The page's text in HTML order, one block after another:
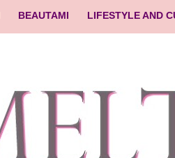
BEAUTAMI LIFESTYLE AND